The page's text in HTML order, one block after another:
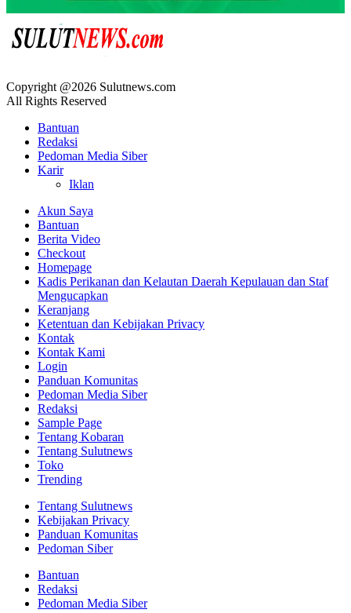
Copyright @2026 Sulutnews.com
All Rights Reserved
Bantuan
Redaksi
Pedoman Media Siber
Karir
Iklan
Akun Saya
Bantuan
Berita Video
Checkout
Homepage
Kadis Perikanan dan Kelautan Daerah Kepulauan dan Staf
Mengucapkan
Keranjang
Ketentuan dan Kebijakan Privacy
Kontak
Kontak Kami
Login
Panduan Komunitas
Pedoman Media Siber
Redaksi
Sample Page
Tentang Kobaran
Tentang Sulutnews
Toko
Trending
Tentang Sulutnews
Kebijakan Privacy
Panduan Komunitas
Pedoman Siber
Bantuan
Redaksi
Pedoman Media Siber